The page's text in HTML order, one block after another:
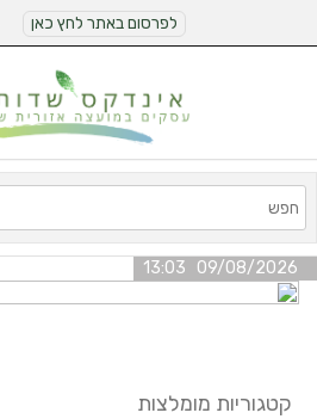
לפרסום באתר לחץ כאן
09/08/2026 13:03
קטגוריות מומלצות